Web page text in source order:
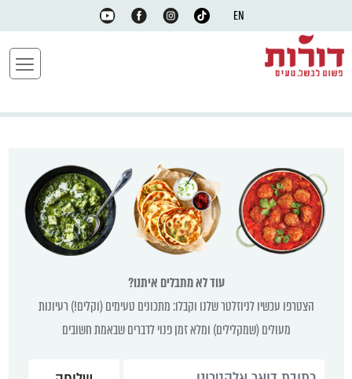
EN
עוד לא מתבלים איתנו?
הצטרפו עכשיו לניוזלטר שלנו וקבלו: מתכונים טעימים (וקלים!) רעיונות
מעולים (שמקלילים) ומלא זמן פנוי לדברים שבאמת חשובים